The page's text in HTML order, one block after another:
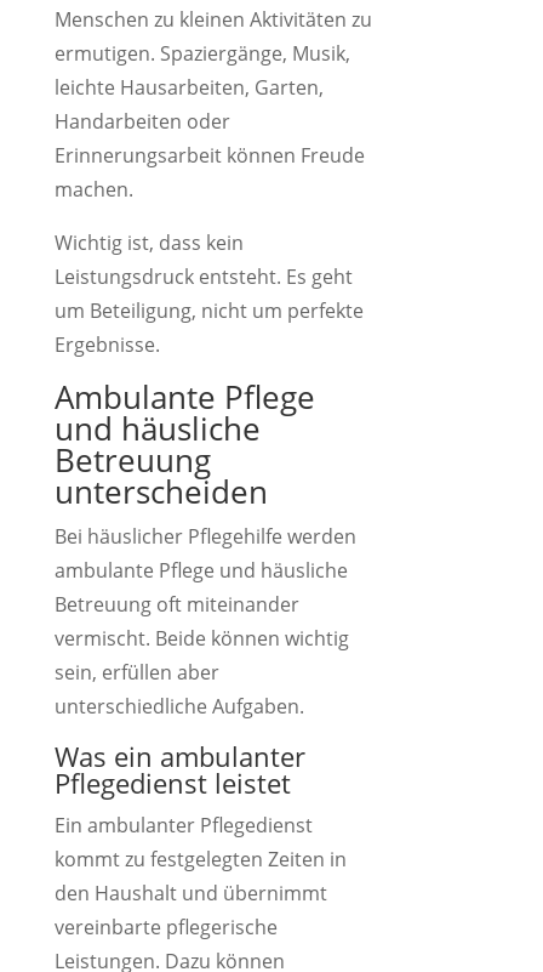
Menschen zu kleinen Aktivitäten zu
ermutigen. Spaziergänge, Musik,
leichte Hausarbeiten, Garten,
Handarbeiten oder
Erinnerungsarbeit können Freude
machen.
Wichtig ist, dass kein
Leistungsdruck entsteht. Es geht
um Beteiligung, nicht um perfekte
Ergebnisse.
Ambulante Pflege
und häusliche
Betreuung
unterscheiden
Bei häuslicher Pflegehilfe werden
ambulante Pflege und häusliche
Betreuung oft miteinander
vermischt. Beide können wichtig
sein, erfüllen aber
unterschiedliche Aufgaben.
Was ein ambulanter
Pflegedienst leistet
Ein ambulanter Pflegedienst
kommt zu festgelegten Zeiten in
den Haushalt und übernimmt
vereinbarte pflegerische
Leistungen. Dazu können